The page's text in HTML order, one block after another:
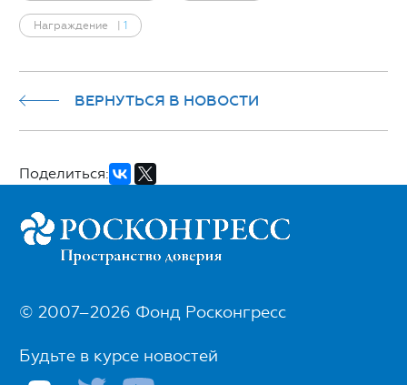
Награждение 1
ВЕРНУТЬСЯ В НОВОСТИ
Поделиться:
© 2007–2026 Фонд Росконгресс
Будьте в курсе новостей